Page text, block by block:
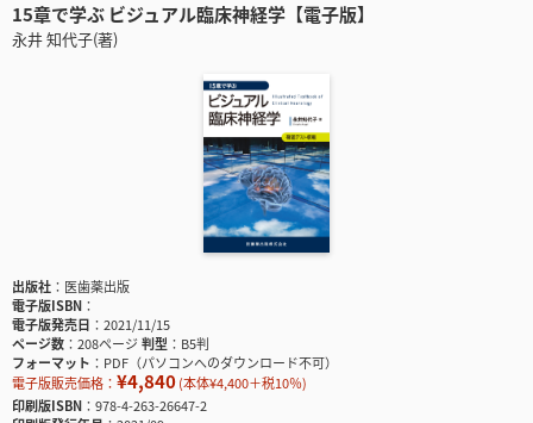
15章で学ぶ ビジュアル臨床神経学【電子版】
永井 知代子(著)
出版社
医歯薬出版
電子版ISBN
電子版発売日
2021/11/15
ページ数
208ページ判型
B5判
フォーマット
PDF（パソコンへのダウンロード不可）
電子版販売価格： ¥4,840(本体¥4,400＋税10％)
印刷版ISBN
978-4-263-26647-2